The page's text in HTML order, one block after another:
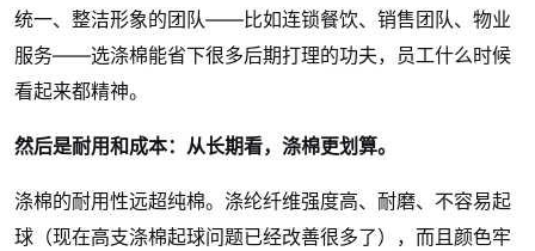
统一、整洁形象的团队——比如连锁餐饮、销售团队、物业
服务——选涤棉能省下很多后期打理的功夫，员工什么时候
看起来都精神。
然后是耐用和成本：从长期看，涤棉更划算。
涤棉的耐用性远超纯棉。涤纶纤维强度高、耐磨、不容易起
球（现在高支涤棉起球问题已经改善很多了），而且颜色牢